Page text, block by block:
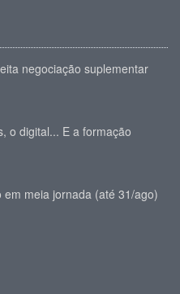
negociação suplementar
o digital... E a formação
meia jornada (até 31/ago)